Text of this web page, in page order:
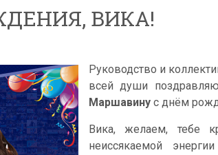
ВИКА!
Руководство и
всей души
Маршавину с днём
Вика, желаем, тебе
неиссякаемой